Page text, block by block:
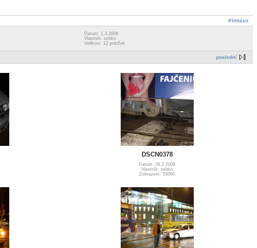
Přihlásit
Datum: 1.3.2008
Vlastník: sebko
Velikost: 12 položek
poslední
DSCN0378
Datum: 29.2.2008
Vlastník: sebko
Zobrazení: 53060